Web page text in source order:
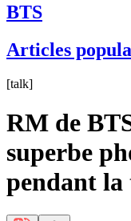
BTS
Articles
[talk]
RM de
superbe
pendant la